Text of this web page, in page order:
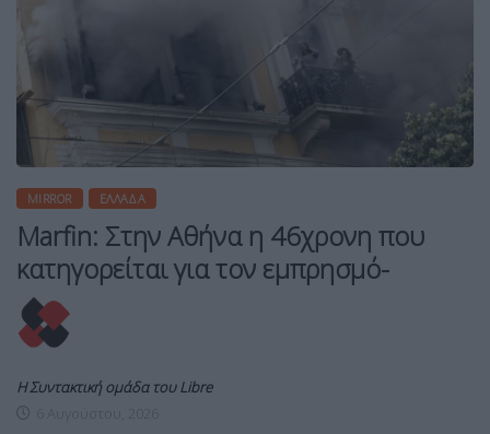
MIRROR ΕΛΛΆΔΑ
Marfin: Στην Αθήνα η 46χρονη που
κατηγορείται για τον εμπρησμό-
Η Συντακτική ομάδα του Libre